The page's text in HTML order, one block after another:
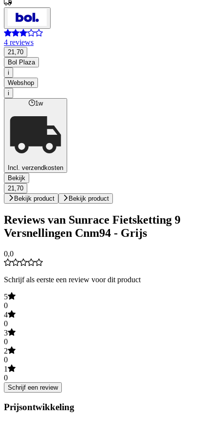
4 reviews
21,70
Bol Plaza
i
Webshop
i
1w
Incl. verzendkosten
Bekijk
21,70
Bekijk product
Bekijk product
Reviews van Sunrace Fietsketting 9
Versnellingen Cnm94 - Grijs
0,0
Schrijf als eerste een review voor dit product
5
0
4
0
3
0
2
0
1
0
Schrijf een review
Prijsontwikkeling